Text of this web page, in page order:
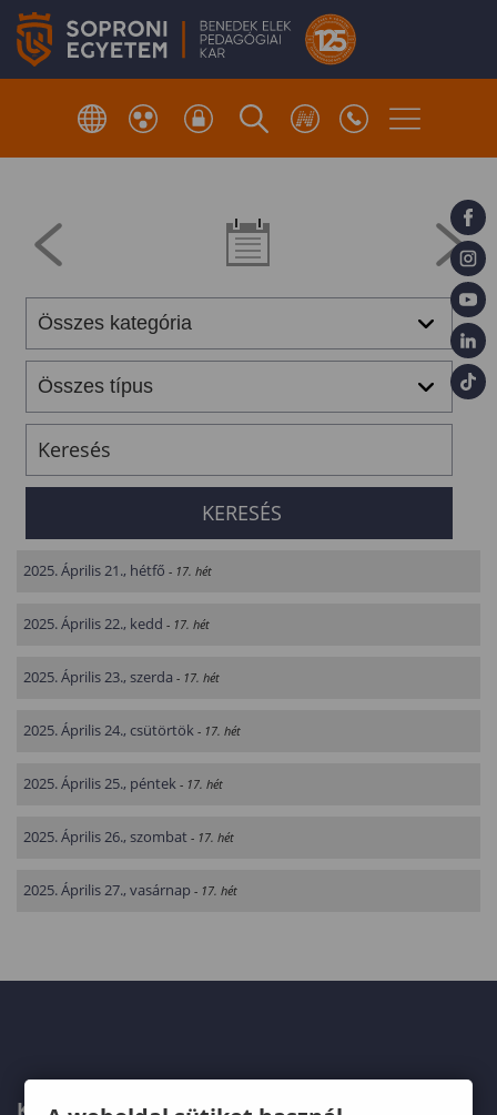
2025. Április 21., hétfő - 17. hét
2025. Április 22., kedd - 17. hét
2025. Április 23., szerda - 17. hét
2025. Április 24., csütörtök - 17. hét
2025. Április 25., péntek - 17. hét
2025. Április 26., szombat - 17. hét
2025. Április 27., vasárnap - 17. hét
KARUNK